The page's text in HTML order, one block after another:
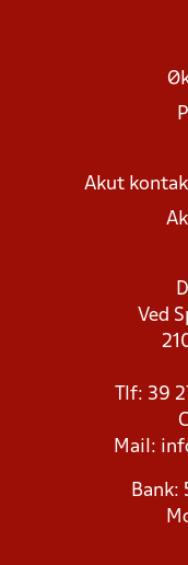
Akut
Ved
Tlf: 39
Mail: